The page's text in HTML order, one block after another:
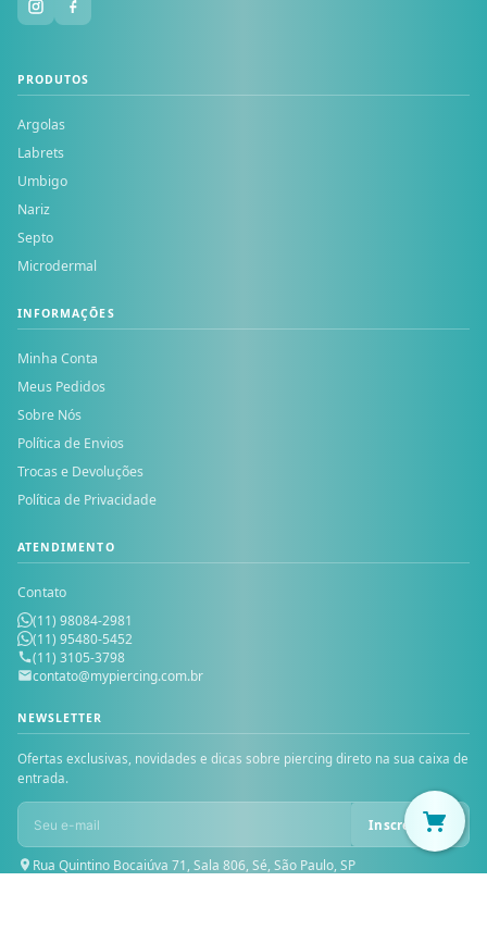
PRODUTOS
Argolas
Labrets
Umbigo
Nariz
Septo
Microdermal
INFORMAÇÕES
Minha Conta
Meus Pedidos
Sobre Nós
Política de Envios
Trocas e Devoluções
Política de Privacidade
ATENDIMENTO
Contato
(11) 98084-2981
(11) 95480-5452
(11) 3105-3798
contato@mypiercing.com.br
NEWSLETTER
Ofertas exclusivas, novidades e dicas sobre piercing direto na sua caixa de
entrada.
Inscrever-se
Rua Quintino Bocaiúva 71, Sala 806, Sé, São Paulo, SP